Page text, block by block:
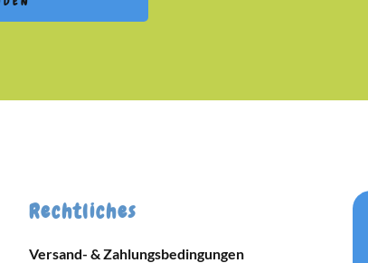
Rechtliches
Versand- & Zahlungsbedingungen